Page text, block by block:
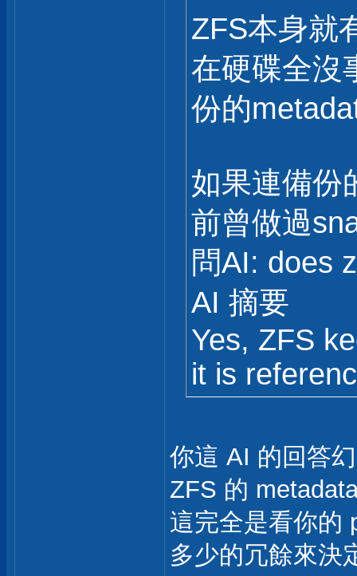
ZFS本身就
在硬碟全沒
份的
如果連備份
前曾做過
問AI: does
AI 摘要
Yes, ZFS
it is
你這 AI 的回答
ZFS 的
這完全是看你的
多少的冗餘來決